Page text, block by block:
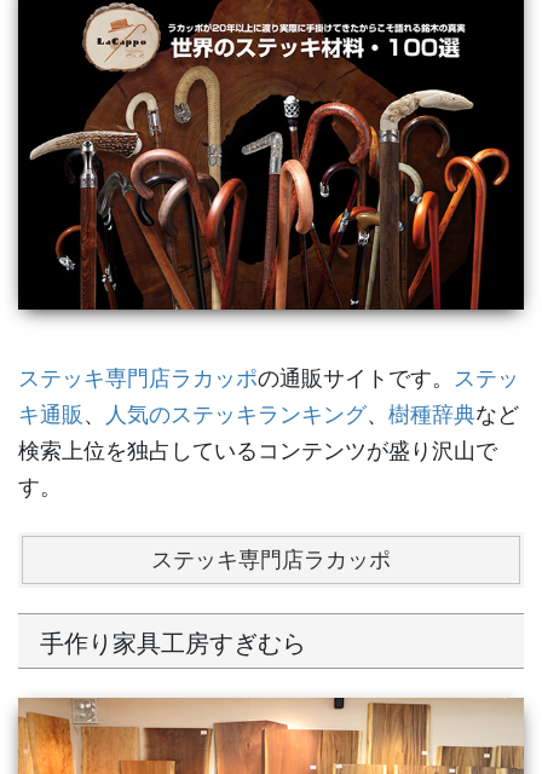
ステッキ専門店ラカッポの通販サイトです。 ステッ
キ通販 、 人気のステッキランキング、 樹種辞典など
検索上位を独占しているコンテンツが盛り沢山で
す。
ステッキ専門店ラカッポ
手作り家具工房すぎむら